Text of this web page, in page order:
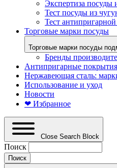
Экспертиза посуды
Тест посуды из
Тест
Торговые марки посуды
Торговые марки посуды
Бренды
Антипригарные покрытия
Нержавеющая сталь:
Использование и уход
Новости
❤ Избранное
Close Search Block
Поиск